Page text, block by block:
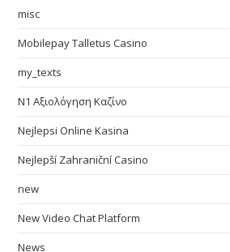
misc
Mobilepay Talletus Casino
my_texts
N1 Αξιολόγηση Καζίνο
Nejlepsi Online Kasina
Nejlepší Zahraniční Casino
new
New Video Chat Platform
News